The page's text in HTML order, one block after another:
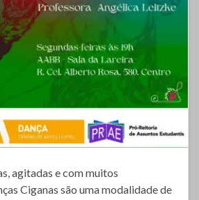
agitadas e com muitos
Ciganas são uma modalidade de